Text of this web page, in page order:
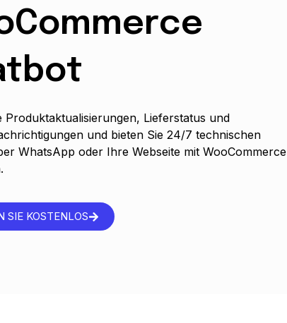
Produktaktualisierungen, Lieferstatus und
und bieten Sie 24/7 technischen
WhatsApp oder Ihre Webseite mit WooCommerce
SIE KOSTENLOS